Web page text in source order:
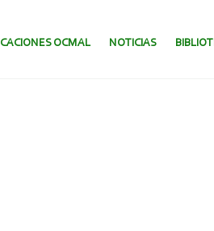
OCMAL NOTICIAS